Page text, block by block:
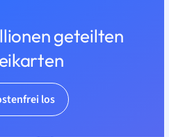
geteilten
los